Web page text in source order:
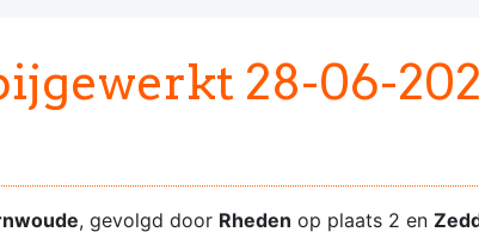
28-06-
, gevolgd door Rheden op plaats 2 en